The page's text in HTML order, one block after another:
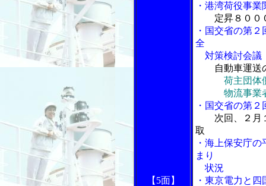
【5面】
・港湾荷役事
定昇８００
・国交省の第
全
対策検討会議
自動車運送
荷主団体
物流事業者
・国交省の第
次回、２月
取
・海上保安庁
まり
状況
・東京電力と